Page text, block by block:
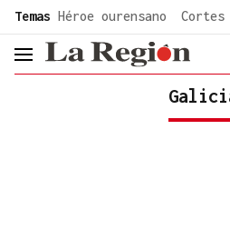
common.go-to-content
Temas Héroe ourensano Cortes
header.menu.open